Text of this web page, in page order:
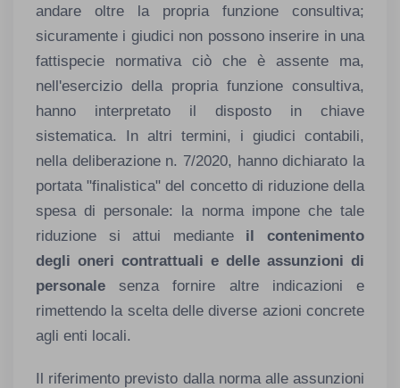
andare oltre la propria funzione consultiva;
sicuramente i giudici non possono inserire in una
fattispecie normativa ciò che è assente ma,
nell'esercizio della propria funzione consultiva,
hanno interpretato il disposto in chiave
sistematica. In altri termini, i giudici contabili,
nella deliberazione n. 7/2020, hanno dichiarato la
portata "finalistica" del concetto di riduzione della
spesa di personale: la norma impone che tale
riduzione si attui mediante il contenimento
degli oneri contrattuali e delle assunzioni di
personale senza fornire altre indicazioni e
rimettendo la scelta delle diverse azioni concrete
agli enti locali.
Il riferimento previsto dalla norma alle assunzioni